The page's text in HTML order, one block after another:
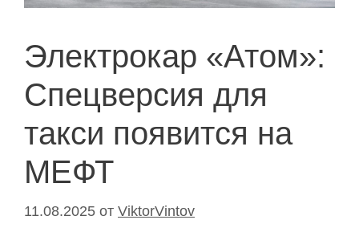
Электрокар «Атом»:
Спецверсия для
такси появится на
МЕФТ
11.08.2025 от ViktorVintov